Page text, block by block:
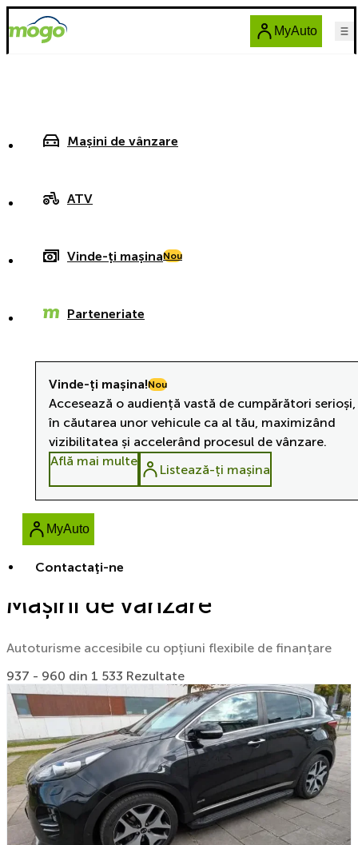
MyAuto
Mașini de vânzare
ATV
Vinde-ți mașinaNou
Parteneriate
Contactaţi-ne
Vinde-ți mașina!Nou
Accesează o audiență vastă de cumpărători
în căutarea unor vehicule ca al tău, maximizând
vizibilitatea și accelerând procesul de vânzare.
Află mai multe
Listează-ți mașina
MyAuto
Mașini de vânzare
Autoturisme accesibile cu opțiuni flexibile de finanțare
937 - 960 din 1 533 Rezultate